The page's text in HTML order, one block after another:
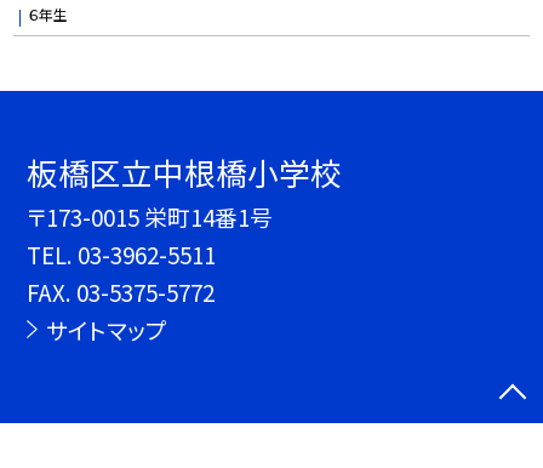
６年生
板橋区立中根橋小学校
〒173-0015 栄町14番1号
TEL. 03-3962-5511
FAX. 03-5375-5772
サイトマップ